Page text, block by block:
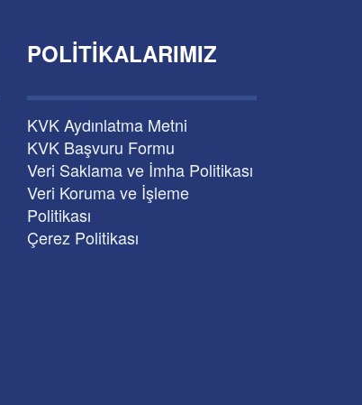
POLITIKALARIMIZ
KVK Aydınlatma Metni
KVK Başvuru Formu
Veri Saklama ve İmha Politikası
Veri Koruma ve İşleme
Politikası
Çerez Politikası